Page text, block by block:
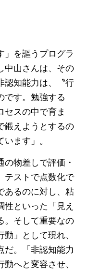
」を謳うプログラ
中山さんは、その
認知能力は、〝行
です。勉強する
スの中で育ま
鍛えようとするの
ます」。
物差しで評価・
テストで点数化で
あるのに対し、粘
性といった「見え
。そして重要なの
」として現れ、
だ。「非認知能力
へと変容させ、